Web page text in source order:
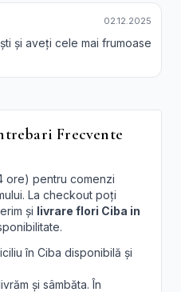
02.12.2025
și aveți cele mai frumoase
Frecvente
ore) pentru comenzi
La checkout poți
și livrare flori Ciba in
în Ciba disponibilă și
și sâmbăta. În